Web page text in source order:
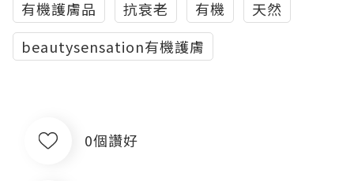
有機護膚品
抗衰老 有機
天然
beautysensation有機護膚
0個讚好